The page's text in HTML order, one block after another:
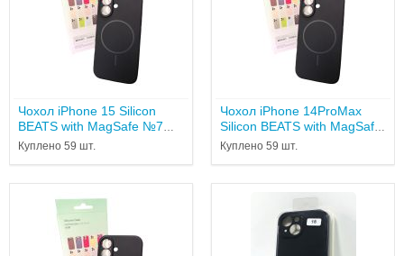
Чохол iPhone 15 Silicon
BEATS with MagSafe №7
Midnight Black...
Куплено 59 шт.
Чохол iPhone 14ProMax
Silicon BEATS with MagSafe
№7 Midnight...
Куплено 59 шт.